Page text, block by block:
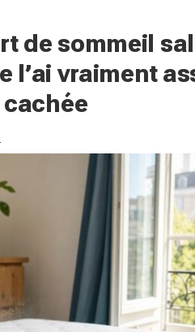
de sommeil
l’ai vraiment